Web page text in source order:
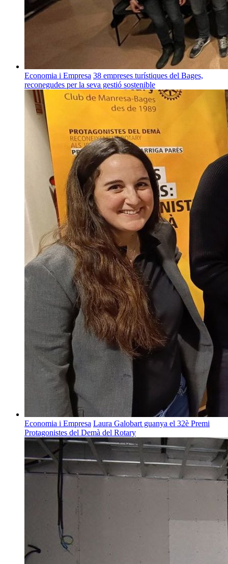
Economia i Empresa 38 empreses turístiques del Bages,
reconegudes per la seva gestió sostenible
Economia i Empresa Laura Galobart guanya el 32è Premi
Protagonistes del Demà del Rotary